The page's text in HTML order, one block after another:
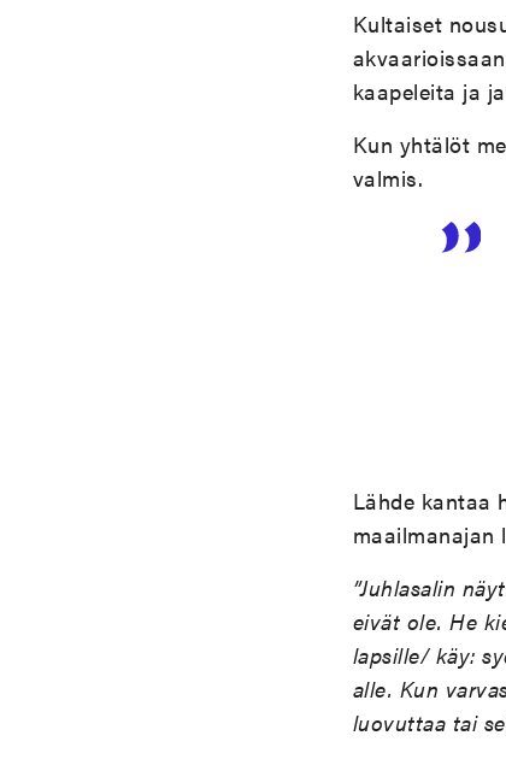
Kultaiset
kaapeleita ja
Kun yhtälöt
valmis.
Lähde kantaa
maailmanajan
”Juhlasalin
eivät ole. He
lapsille/ käy:
alle. Kun
luovuttaa tai